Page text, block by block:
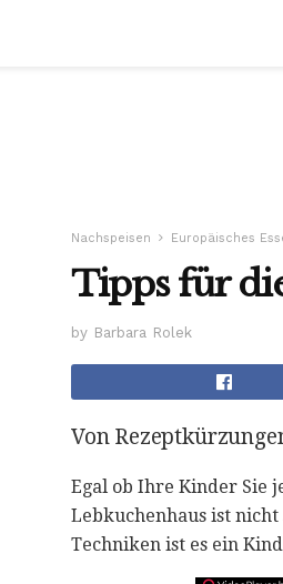
Nachspeisen Europäisches
Tipps für
by Barbara Rolek
Von
Egal ob Ihre Kinder Sie
Lebkuchenhaus ist
Techniken ist es ein